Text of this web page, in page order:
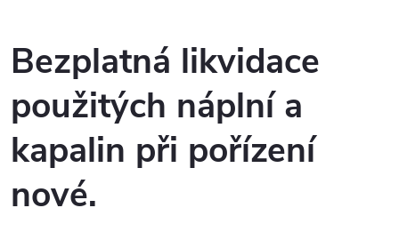
v
l
á
d
a
Bezplatná likvidace
použitých náplní a
kapalin při pořízení
nové.